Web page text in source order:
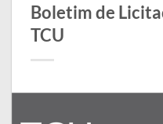
Boletim de
TCU